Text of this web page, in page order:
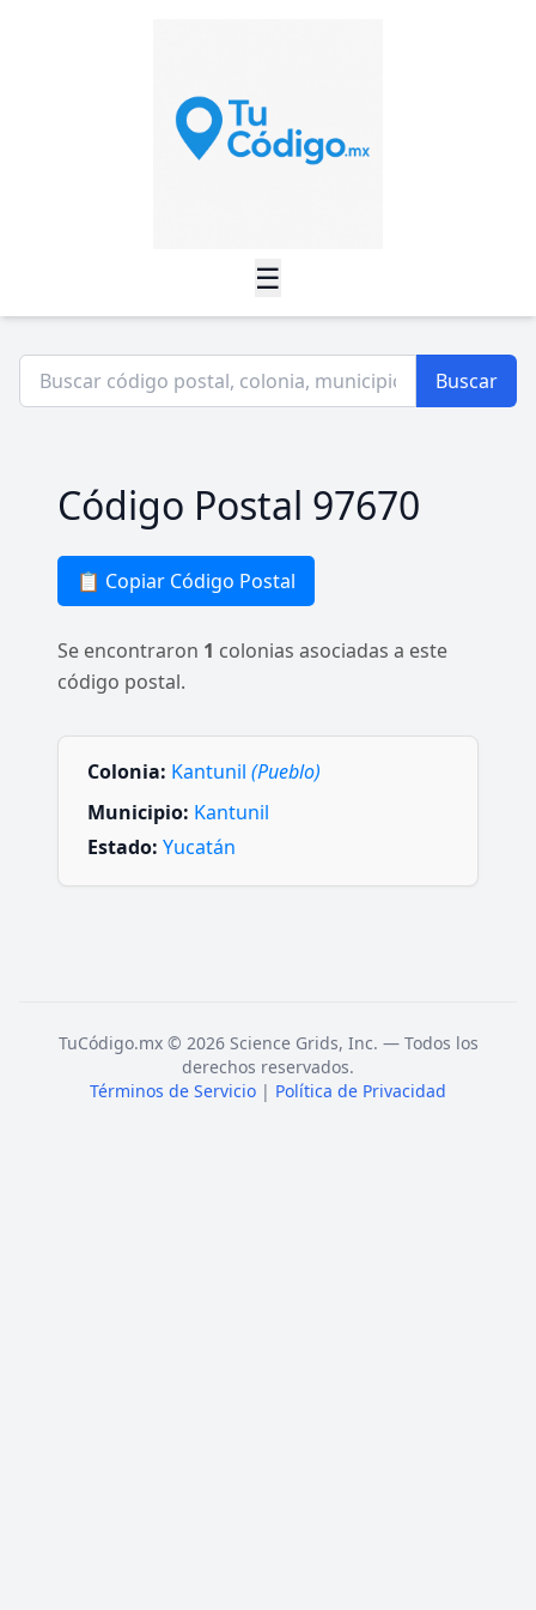
☰
Buscar
Código Postal 97670
📋 Copiar Código Postal
Se encontraron 1 colonias asociadas a este
código postal.
Colonia: Kantunil (Pueblo)
Municipio: Kantunil
Estado: Yucatán
TuCódigo.mx © 2026 Science Grids, Inc. — Todos los
derechos reservados.
Términos de Servicio | Política de Privacidad